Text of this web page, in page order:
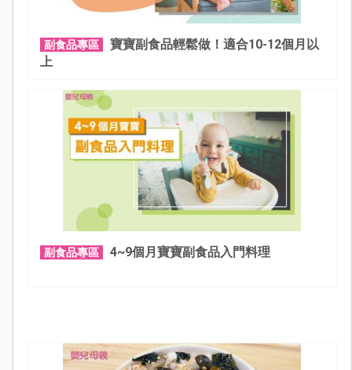
副食品專區
上
副食品專區 4~9個月寶寶副食品入門料理